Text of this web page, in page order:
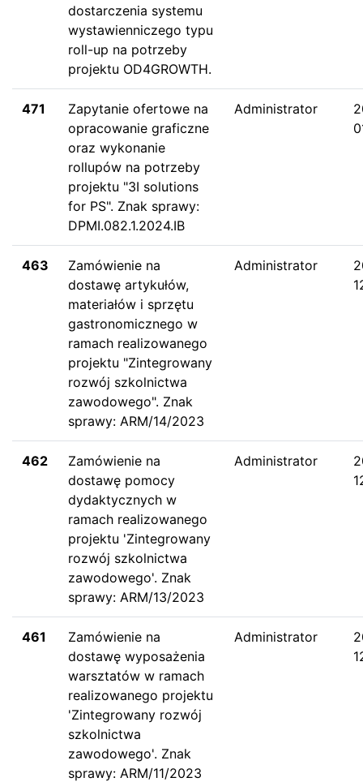
dostarczenia systemu
wystawienniczego typu
roll-up na potrzeby
projektu OD4GROWTH.
471
Zapytanie ofertowe na
opracowanie graficzne
oraz wykonanie
rollupów na potrzeby
projektu "3I solutions
for PS". Znak sprawy:
DPMI.082.1.2024.IB
Administrator
463
Zamówienie na
dostawę artykułów,
materiałów i sprzętu
gastronomicznego w
ramach realizowanego
projektu "Zintegrowany
rozwój szkolnictwa
zawodowego". Znak
sprawy: ARM/14/2023
Administrator
462
Zamówienie na
dostawę pomocy
dydaktycznych w
ramach realizowanego
projektu 'Zintegrowany
rozwój szkolnictwa
zawodowego'. Znak
sprawy: ARM/13/2023
Administrator
461
Zamówienie na
dostawę wyposażenia
warsztatów w ramach
realizowanego projektu
'Zintegrowany rozwój
szkolnictwa
zawodowego'. Znak
sprawy: ARM/11/2023
Administrator